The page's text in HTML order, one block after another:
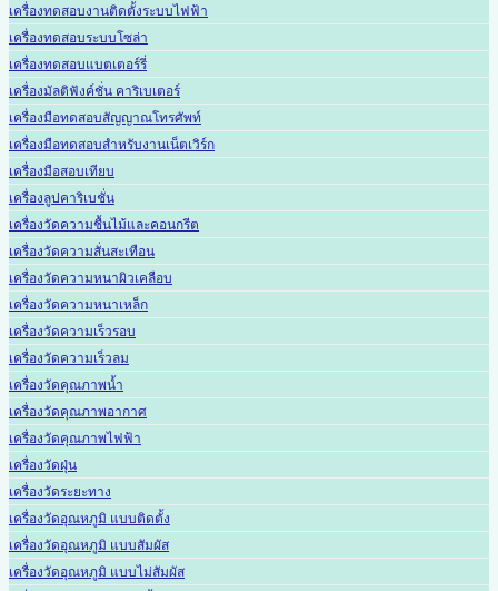
เครื่องทดสอบงานติดตั้งระบบไฟฟ้า
เครื่องทดสอบระบบโซล่า
เครื่องทดสอบแบตเตอร์รี่
เครื่องมัลติฟังค์ชั่น คาริเบเตอร์
เครื่องมือทดสอบสัญญาณโทรศัพท์
เครื่องมือทดสอบสำหรับงานเน็ตเวิร์ก
เครื่องมือสอบเทียบ
เครื่องลูปคาริเบชั่น
เครื่องวัดความชื้นไม้และคอนกรีต
เครื่องวัดความสั่นสะเทือน
เครื่องวัดความหนาผิวเคลือบ
เครื่องวัดความหนาเหล็ก
เครื่องวัดความเร็วรอบ
เครื่องวัดความเร็วลม
เครื่องวัดคุณภาพน้ำ
เครื่องวัดคุณภาพอากาศ
เครื่องวัดคุณภาพไฟฟ้า
เครื่องวัดฝุ่น
เครื่องวัดระยะทาง
เครื่องวัดอุณหภูมิ แบบติดตั้ง
เครื่องวัดอุณหภูมิ แบบสัมผัส
เครื่องวัดอุณหภูมิ แบบไม่สัมผัส